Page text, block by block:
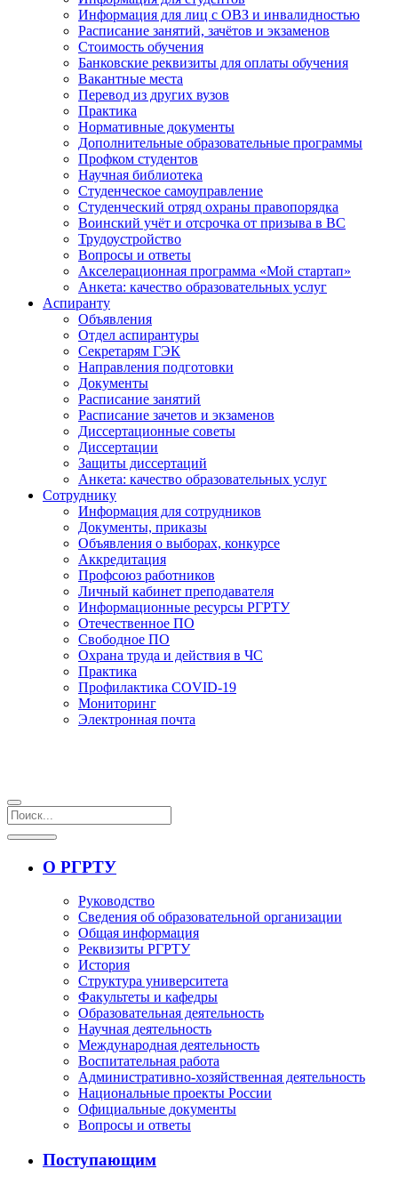
Информация для лиц с ОВЗ и инвалидностью
Расписание занятий, зачётов и экзаменов
Стоимость обучения
Банковские реквизиты для оплаты обучения
Вакантные места
Перевод из других вузов
Практика
Нормативные документы
Дополнительные образовательные программы
Профком студентов
Научная библиотека
Студенческое самоуправление
Студенческий отряд охраны правопорядка
Воинский учёт и отсрочка от призыва в ВС
Трудоустройство
Вопросы и ответы
Акселерационная программа «Мой стартап»
Анкета: качество образовательных услуг
Аспиранту
Объявления
Отдел аспирантуры
Секретарям ГЭК
Направления подготовки
Документы
Расписание занятий
Расписание зачетов и экзаменов
Диссертационные советы
Диссертации
Защиты диссертаций
Анкета: качество образовательных услуг
Сотруднику
Информация для сотрудников
Документы, приказы
Объявления о выборах, конкурсе
Аккредитация
Профсоюз работников
Личный кабинет преподавателя
Информационные ресурсы РГРТУ
Отечественное ПО
Свободное ПО
Охрана труда и действия в ЧС
Практика
Профилактика COVID-19
Мониторинг
Электронная почта
О РГРТУ
Руководство
Сведения об образовательной организации
Общая информация
Реквизиты РГРТУ
История
Структура университета
Факультеты и кафедры
Образовательная деятельность
Научная деятельность
Международная деятельность
Воспитательная работа
Административно-хозяйственная деятельность
Национальные проекты России
Официальные документы
Вопросы и ответы
Поступающим